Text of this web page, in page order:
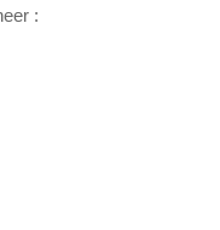
: